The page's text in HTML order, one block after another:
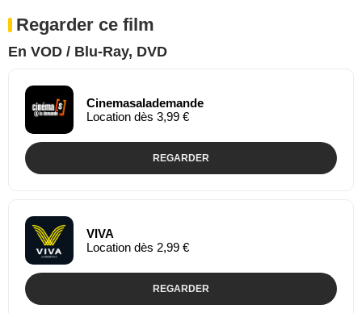
Regarder ce film
En VOD / Blu-Ray, DVD
Cinemasalademande
Location dès 3,99 €
REGARDER
VIVA
Location dès 2,99 €
REGARDER